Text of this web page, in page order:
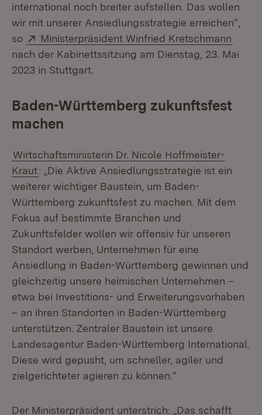
international noch breiter aufstellen. Das wollen
wir mit unserer Ansiedlungsstrategie erreichen“,
so
Extern:
Ministerpräsident Winfried Kretschmann
nach der Kabinettssitzung am Dienstag, 23. Mai
2023 in Stuttgart.
Baden-Württemberg zukunftsfest
machen
Wirtschaftsministerin Dr. Nicole Hoffmeister-
Kraut: „Die Aktive Ansiedlungsstrategie ist ein
weiterer wichtiger Baustein, um Baden-
Württemberg zukunftsfest zu machen. Mit dem
Fokus auf bestimmte Branchen und
Zukunftsfelder wollen wir offensiv für unseren
Standort werben, Unternehmen für eine
Ansiedlung in Baden-Württemberg gewinnen und
gleichzeitig unsere heimischen Unternehmen –
etwa bei Investitions- und Erweiterungsvorhaben
– an ihren Standorten in Baden-Württemberg
unterstützen. Zentraler Baustein ist unsere
Landesagentur Baden-Württemberg International.
Diese wird gepusht, um schneller, agiler und
zielgerichteter agieren zu können.“
Der Ministerpräsident unterstrich: „Das schafft